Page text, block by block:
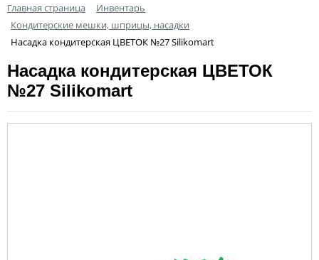
Главная страница
Инвентарь
Кондитерские мешки, шприцы, насадки
Насадка кондитерская ЦВЕТОК №27 Silikomart
Насадка кондитерская ЦВЕТОК
№27 Silikomart